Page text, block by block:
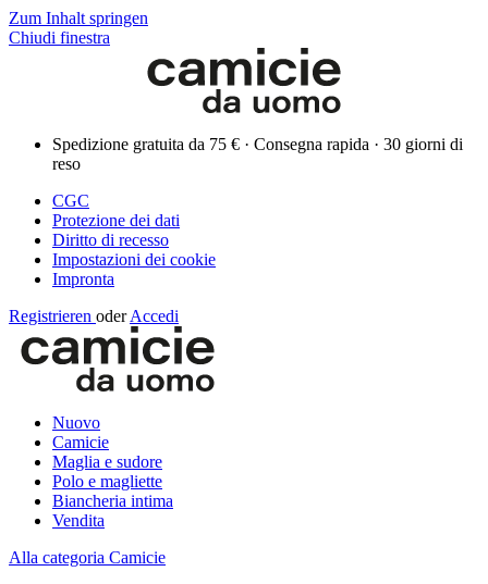
Zum Inhalt springen
Chiudi finestra
Spedizione gratuita da 75 € · Consegna rapida · 30 giorni di
reso
CGC
Protezione dei dati
Diritto di recesso
Impostazioni dei cookie
Impronta
Registrieren oder Accedi
Nuovo
Camicie
Maglia e sudore
Polo e magliette
Biancheria intima
Vendita
Alla categoria Camicie